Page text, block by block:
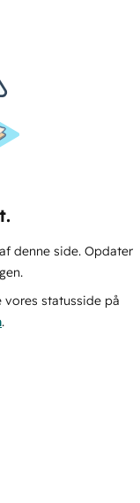
denne side. Opdater
statusside på
.